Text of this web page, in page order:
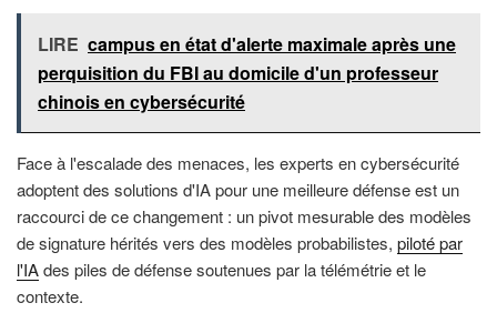
LIRE campus en état d'alerte maximale après une
perquisition du FBI au domicile d'un professeur
chinois en cybersécurité
Face à l'escalade des menaces, les experts en cybersécurité
adoptent des solutions d'IA pour une meilleure défense est un
raccourci de ce changement : un pivot mesurable des modèles
de signature hérités vers des modèles probabilistes, piloté par
l'IAdes piles de défense soutenues par la télémétrie et le
contexte.